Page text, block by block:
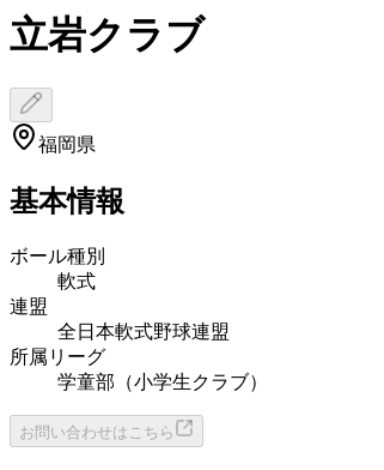
立岩クラブ
福岡県
基本情報
ボール種別
軟式
連盟
全日本軟式野球連盟
所属リーグ
学童部（小学生クラブ）
お問い合わせはこちら